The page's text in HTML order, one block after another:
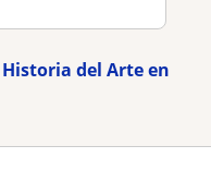
del Arte en